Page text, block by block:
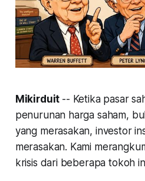
Mikirduit -- Ketika pasar
penurunan harga saham,
yang merasakan, investor
merasakan. Kami
krisis dari beberapa tokoh